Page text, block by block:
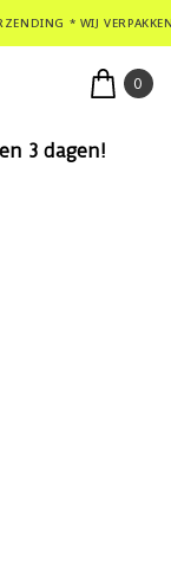
* WIJ
0
3 dagen!